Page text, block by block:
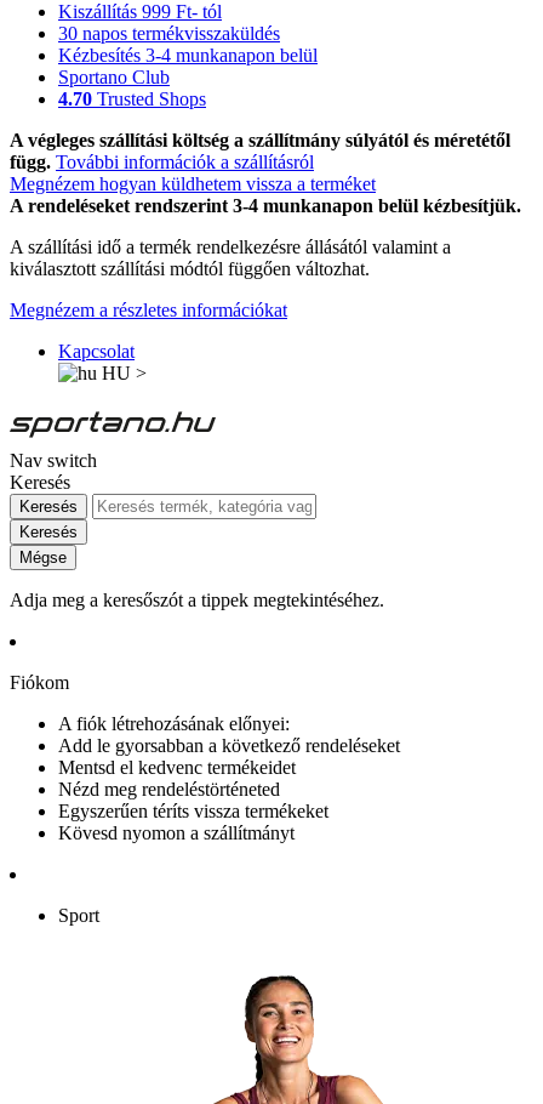
Kiszállítás 999 Ft- tól
30 napos termékvisszaküldés
Kézbesítés 3-4 munkanapon belül
Sportano Club
4.70 Trusted Shops
A végleges szállítási költség a szállítmány súlyától és méretétől
függ. További információk a szállításról
Megnézem hogyan küldhetem vissza a terméket
A rendeléseket rendszerint 3-4 munkanapon belül kézbesítjük.
A szállítási idő a termék rendelkezésre állásától valamint a
kiválasztott szállítási módtól függően változhat.
Megnézem a részletes információkat
Kapcsolat
HU >
Nav switch
Keresés
Keresés
Keresés
Mégse
Adja meg a keresőszót a tippek megtekintéséhez.
Fiókom
A fiók létrehozásának előnyei:
Add le gyorsabban a következő rendeléseket
Mentsd el kedvenc termékeidet
Nézd meg rendeléstörténeted
Egyszerűen téríts vissza termékeket
Kövesd nyomon a szállítmányt
Sport